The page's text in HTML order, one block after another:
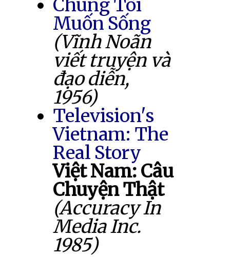
Chúng Tôi
Muốn Sống
(Vĩnh Noãn
viết truyện và
đạo diễn,
1956)
Television's
Vietnam: The
Real Story
Việt Nam: Câu
Chuyện Thật
(Accuracy In
Media Inc.
1985)